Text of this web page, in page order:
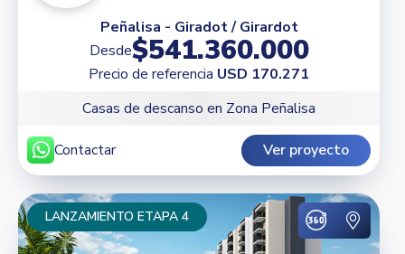
Peñalisa - Giradot / Girardot
Desde$541.360.000
Precio de referencia USD 170.271
Casas de descanso en Zona Peñalisa
Contactar Ver proyecto
LANZAMIENTO ETAPA 4